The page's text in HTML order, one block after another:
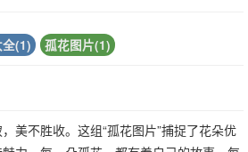
(1) 孤花图片(1)
美不胜收。这组“孤花图片”捕捉了花朵优